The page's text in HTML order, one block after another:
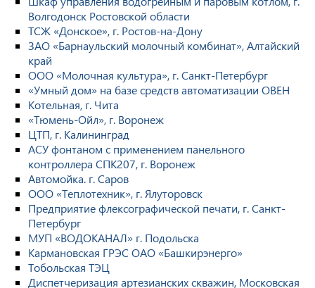
Волгодонск Ростовской области
ТСЖ «Донское», г. Ростов-на-Дону
ЗАО «Барнаульский молочный комбинат», Алтайский
край
ООО «Молочная культура», г. Санкт-Петербург
«Умный дом» на базе средств автоматизации ОВЕН
Котельная, г. Чита
«Тюмень-Ойл», г. Воронеж
ЦТП, г. Калининград
АСУ фонтаном с применением панельного
контроллера СПК207, г. Воронеж
Автомойка. г. Саров
ООО «Теплотехник», г. Ялуторовск
Предприятие флексографической печати, г. Санкт-
Петербург
МУП «ВОДОКАНАЛ» г. Подольска
Кармановская ГРЭС ОАО «Башкирэнерго»
Тобольская ТЭЦ
Диспетчеризация артезианских скважин, Московская